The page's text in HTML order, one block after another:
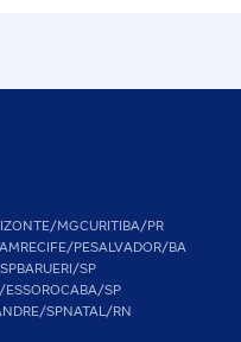
MGCURITIBA/PR
RECIFE/PESALVADOR/BA
BARUERI/SP
ESSOROCABA/SP
SPNATAL/RN